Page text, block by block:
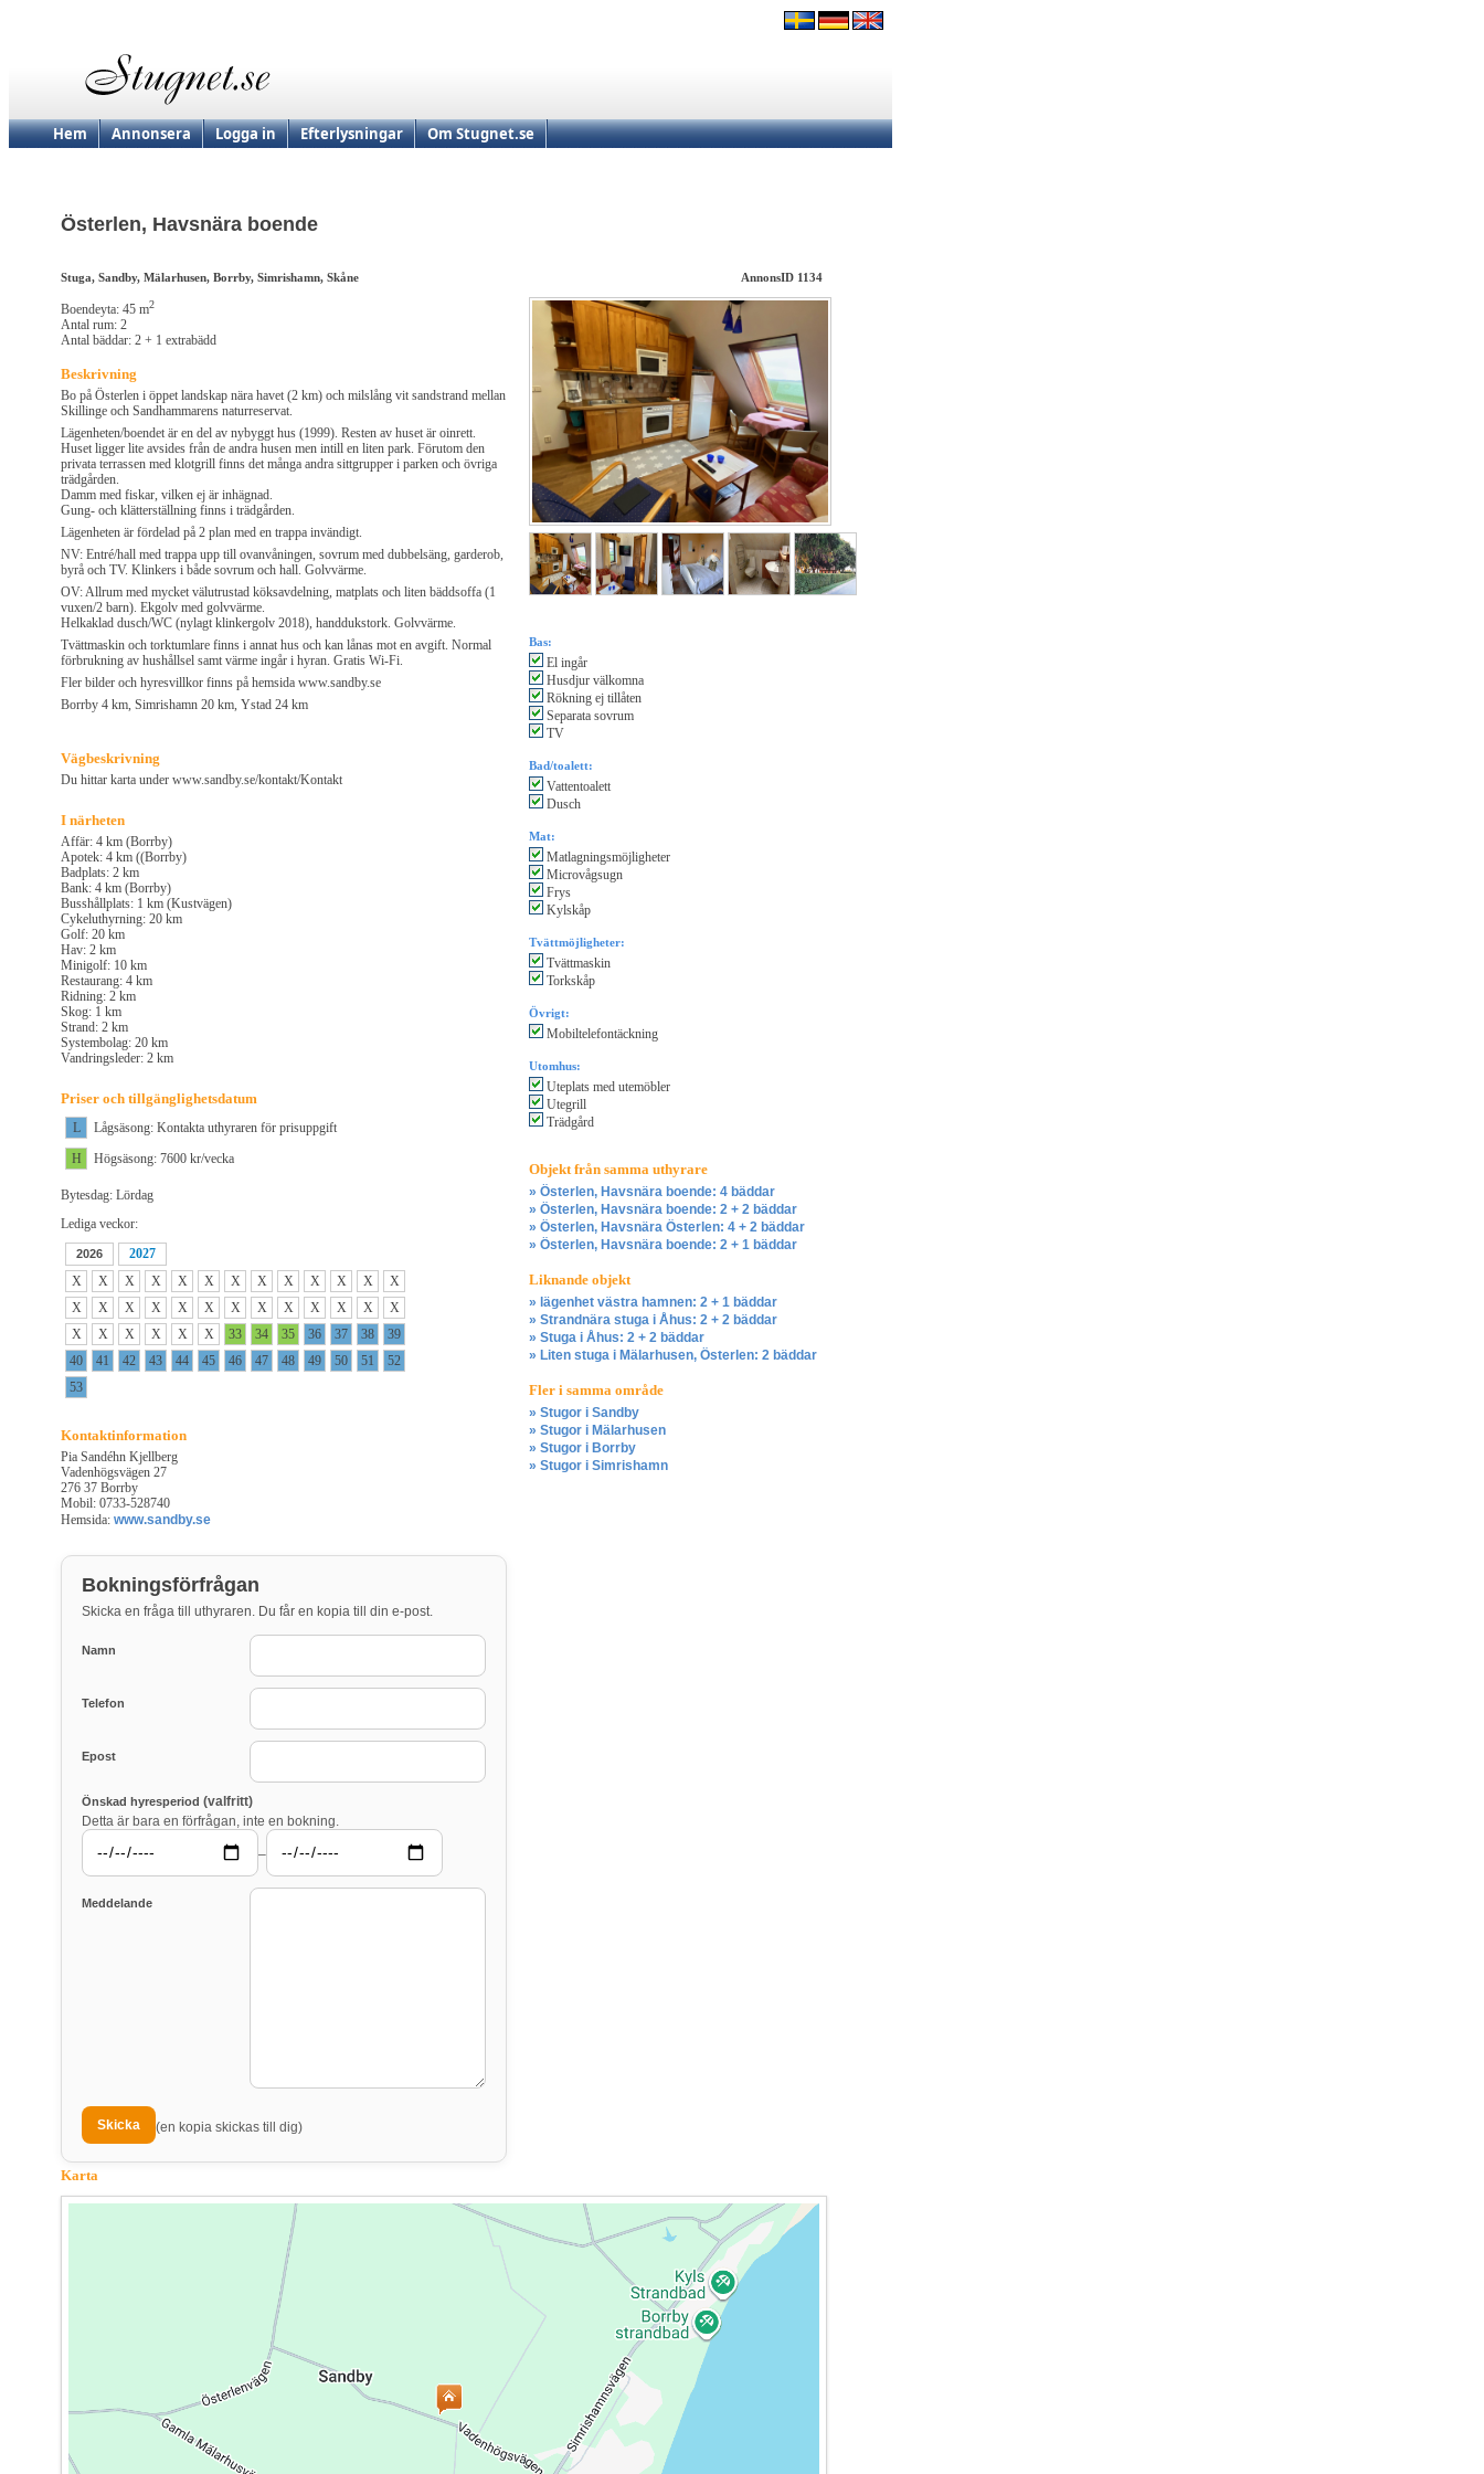
Hem Annonsera Logga in Efterlysningar Om Stugnet.se
Österlen, Havsnära boende
Stuga, Sandby, Mälarhusen, Borrby, Simrishamn, Skåne AnnonsID 1134
Boendeyta: 45 m2
Antal rum: 2
Antal bäddar: 2 + 1 extrabädd
Beskrivning
Bo på Österlen i öppet landskap nära havet (2 km) och milslång vit sandstrand mellan
Skillinge och Sandhammarens naturreservat.
Lägenheten/boendet är en del av nybyggt hus (1999). Resten av huset är oinrett.
Huset ligger lite avsides från de andra husen men intill en liten park. Förutom den
privata terrassen med klotgrill finns det många andra sittgrupper i parken och övriga
trädgården.
Damm med fiskar, vilken ej är inhägnad.
Gung- och klätterställning finns i trädgården.
Lägenheten är fördelad på 2 plan med en trappa invändigt.
NV: Entré/hall med trappa upp till ovanvåningen, sovrum med dubbelsäng, garderob,
byrå och TV. Klinkers i både sovrum och hall. Golvvärme.
OV: Allrum med mycket välutrustad köksavdelning, matplats och liten bäddsoffa (1
vuxen/2 barn). Ekgolv med golvvärme.
Helkaklad dusch/WC (nylagt klinkergolv 2018), handdukstork. Golvvärme.
Tvättmaskin och torktumlare finns i annat hus och kan lånas mot en avgift. Normal
förbrukning av hushållsel samt värme ingår i hyran. Gratis Wi-Fi.
Fler bilder och hyresvillkor finns på hemsida www.sandby.se
Borrby 4 km, Simrishamn 20 km, Ystad 24 km
Vägbeskrivning
Du hittar karta under www.sandby.se/kontakt/Kontakt
I närheten
Affär: 4 km (Borrby)
Apotek: 4 km ((Borrby)
Badplats: 2 km
Bank: 4 km (Borrby)
Busshållplats: 1 km (Kustvägen)
Cykeluthyrning: 20 km
Golf: 20 km
Hav: 2 km
Minigolf: 10 km
Restaurang: 4 km
Ridning: 2 km
Skog: 1 km
Strand: 2 km
Systembolag: 20 km
Vandringsleder: 2 km
Priser och tillgänglighetsdatum
L
Lågsäsong: Kontakta uthyraren för prisuppgift
H
Högsäsong: 7600 kr/vecka
Bytesdag: Lördag
Lediga veckor:
2026
2027
X
X X X X X X X X X X X
X
X
X X X X X X X X X X X
X
X
X X X X X 33 34 35 36 37 38
39
40
41 42 43 44 45 46 47 48 49 50 51
52
53
Kontaktinformation
Pia Sandéhn Kjellberg
Vadenhögsvägen 27
276 37 Borrby
Mobil: 0733-528740
Hemsida: www.sandby.se
Bokningsförfrågan
Skicka en fråga till uthyraren. Du får en kopia till din e-post.
Namn
Telefon
Epost
Önskad hyresperiod (valfritt)
Detta är bara en förfrågan, inte en bokning.
–
Meddelande
(en kopia skickas till dig)
Bas:
El ingår
Husdjur välkomna
Rökning ej tillåten
Separata sovrum
TV
Bad/toalett:
Vattentoalett
Dusch
Mat:
Matlagningsmöjligheter
Microvågsugn
Frys
Kylskåp
Tvättmöjligheter:
Tvättmaskin
Torkskåp
Övrigt:
Mobiltelefontäckning
Utomhus:
Uteplats med utemöbler
Utegrill
Trädgård
Objekt från samma uthyrare
» Österlen, Havsnära boende: 4 bäddar
» Österlen, Havsnära boende: 2 + 2 bäddar
» Österlen, Havsnära Österlen: 4 + 2 bäddar
» Österlen, Havsnära boende: 2 + 1 bäddar
Liknande objekt
» lägenhet västra hamnen: 2 + 1 bäddar
» Strandnära stuga i Åhus: 2 + 2 bäddar
» Stuga i Åhus: 2 + 2 bäddar
» Liten stuga i Mälarhusen, Österlen: 2 bäddar
Fler i samma område
» Stugor i Sandby
» Stugor i Mälarhusen
» Stugor i Borrby
» Stugor i Simrishamn
Karta